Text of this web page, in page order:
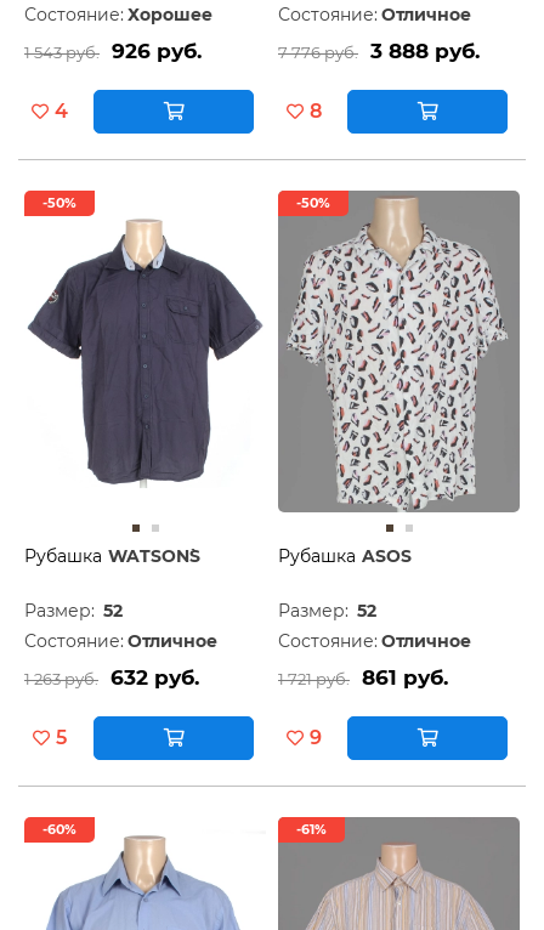
Состояние: Хорошее
1 543 руб. 926 руб.
4
Состояние: Отличное
7 776 руб. 3 888 руб.
8
-50%
Рубашка WATSON`S
Размер: 52
Состояние: Отличное
1 263 руб. 632 руб.
5
-50%
Рубашка ASOS
Размер: 52
Состояние: Отличное
1 721 руб. 861 руб.
9
-60% -61%